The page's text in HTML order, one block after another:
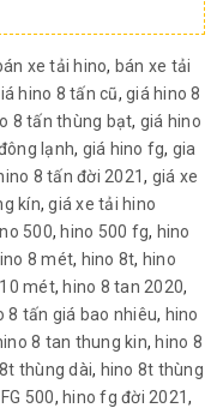
xe tải hino, bán xe tải
hino 8 tấn cũ, giá hino 8
8 tấn thùng bạt, giá hino
lạnh, giá hino fg, gia
8 tấn đời 2021, giá xe
kín,giá xe tải hino
500, hino 500 fg, hino
8 mét, hino 8t, hino
mét, hino 8 tan 2020,
8 tấn giá bao nhiêu, hino
8 tan thung kin, hino 8
thùng dài, hino 8t thùng
500, hino fg đời 2021,